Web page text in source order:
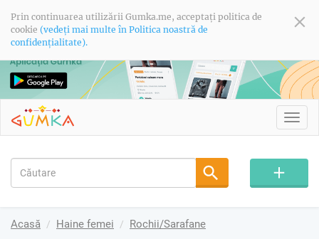
Prin continuarea utilizării Gumka.me, acceptați politica de
cookie (vedeți mai multe în Politica noastră de
confidențialitate).
Acasă Haine femei Rochii/Sarafane